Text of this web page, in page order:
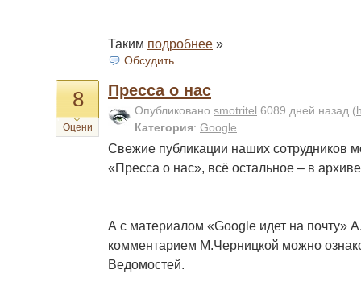
Таким подробнее »
Обсудить
8
Оцени
Пресса о нас
Опубликовано smotritel 6089 дней назад (
Категория: Google
Свежие публикации наших сотрудников
«Пресса о нас», всё остальное – в
А с материалом «Google идет на почту»
комментарием М.Черницкой можно
Ведомостей.